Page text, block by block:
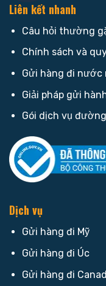
Liên kết nhanh
Câu hỏi thường
Chính sách và
Gửi hàng đi nước
Giải pháp gửi
Gói dịch vụ
Dịch vụ
Gửi hàng đi Mỹ
Gửi hàng đi Úc
Gửi hàng đi